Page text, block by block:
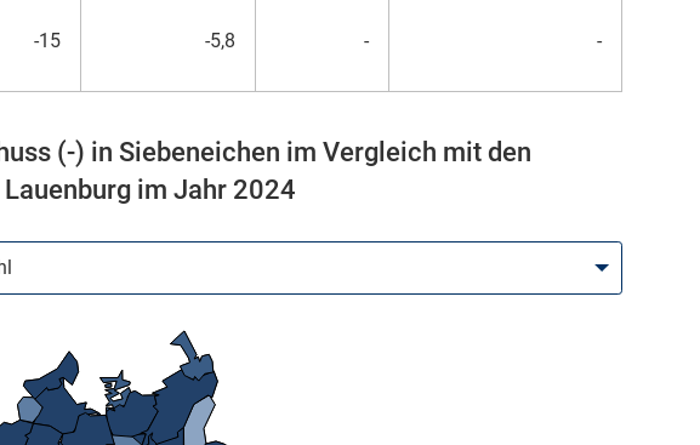
-15 -5,8 - -
(-) in Siebeneichen im Vergleich mit den
im Jahr 2024